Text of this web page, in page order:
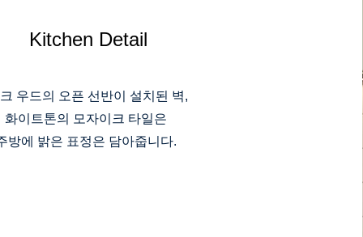
Kitchen Detail
우드의 오픈 선반이 설치된 벽,
화이트톤의 모자이크 타일은
방에 밝은 표정은 담아줍니다.